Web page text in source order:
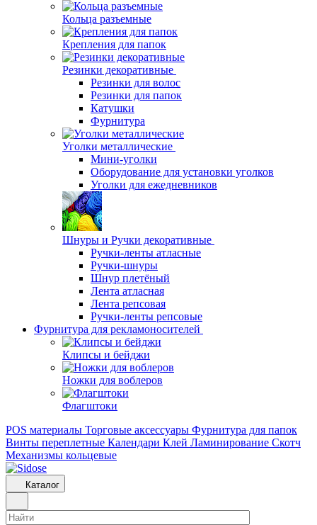
Кольца разъемные
Крепления для папок
Резинки декоративные
Резинки для волос
Резинки для папок
Катушки
Фурнитура
Уголки металлические
Мини-уголки
Оборудование для установки уголков
Уголки для ежедневников
Шнуры и Ручки декоративные
Ручки-ленты атласные
Ручки-шнуры
Шнур плетёный
Лента атласная
Лента репсовая
Ручки-ленты репсовые
Фурнитура для рекламоносителей
Клипсы и бeйджи
Ножки для воблеров
Флагштоки
POS материалы Торговые аксессуары Фурнитура для папок
Винты переплетные Календари Клей Ламинирование Скотч
Механизмы кольцевые
Каталог